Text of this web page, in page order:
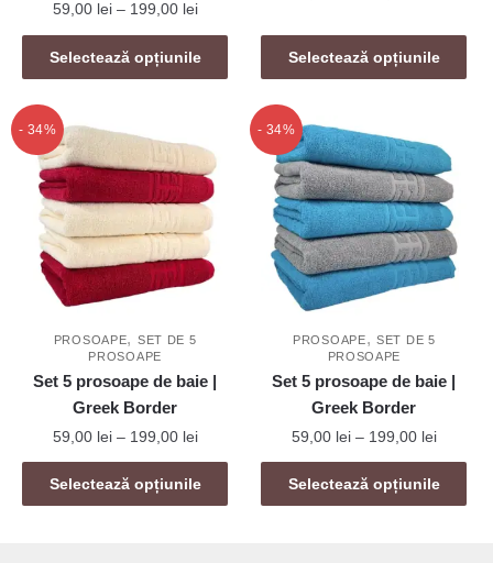
59,00 lei – 199,00 leiInterval
de
prețuri:
59,00 lei
199,00 lei
Selectează opțiunile
Acest
produs
mai
variații.
Opțiunile
pot
fi
alese
pagina
produsului.
prețuri:
6,00 lei
Selectează opțiunile
Acest
produs
multe
variații.
Opțiunile
pot
fi
alese
în
produsului.
- 34%
PROSOAPE, SET DE 5
PROSOAPE
Set 5 prosoape de baie |
Greek Border
59,00 lei – 199,00 leiInterval
de
prețuri:
59,00 lei
Selectează opțiunile
Acest
produs
- 34%
PROSOAPE,SET DE 5
PROSOAPE
Set 5 prosoape de baie |
Greek Border
59,00 lei – 199,00 leiInterval
de
prețuri:
59,00
Selectează opțiunile
Acest
produs